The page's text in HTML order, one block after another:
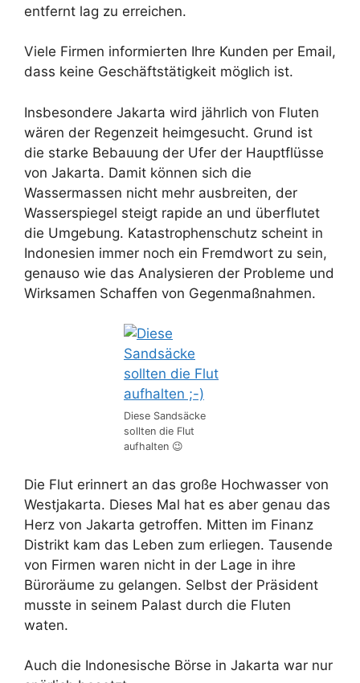
entfernt lag zu erreichen.
Viele Firmen informierten Ihre Kunden per Email,
dass keine Geschäftstätigkeit möglich ist.
Insbesondere Jakarta wird jährlich von Fluten
wären der Regenzeit heimgesucht. Grund ist
die starke Bebauung der Ufer der Hauptflüsse
von Jakarta. Damit können sich die
Wassermassen nicht mehr ausbreiten, der
Wasserspiegel steigt rapide an und überflutet
die Umgebung. Katastrophenschutz scheint in
Indonesien immer noch ein Fremdwort zu sein,
genauso wie das Analysieren der Probleme und
Wirksamen Schaffen von Gegenmaßnahmen.
Diese Sandsäcke
sollten die Flut
aufhalten 😉
Die Flut erinnert an das große Hochwasser von
Westjakarta. Dieses Mal hat es aber genau das
Herz von Jakarta getroffen. Mitten im Finanz
Distrikt kam das Leben zum erliegen. Tausende
von Firmen waren nicht in der Lage in ihre
Büroräume zu gelangen. Selbst der Präsident
musste in seinem Palast durch die Fluten
waten.
Auch die Indonesische Börse in Jakarta war nur